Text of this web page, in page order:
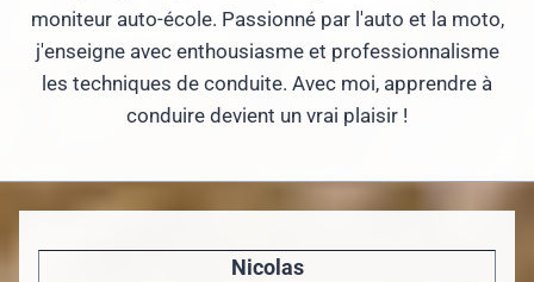
moniteur auto-école. Passionné par l'auto et la moto,
j'enseigne avec enthousiasme et professionnalisme
les techniques de conduite. Avec moi, apprendre à
conduire devient un vrai plaisir !
Nicolas